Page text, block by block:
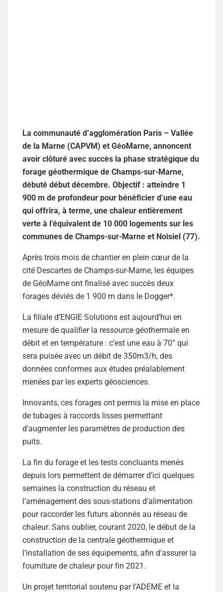
La communauté d’agglomération Paris – Vallée
de la Marne (CAPVM) et GéoMarne, annoncent
avoir clôturé avec succès la phase stratégique du
forage géothermique de Champs-sur-Marne,
débuté début décembre. Objectif : atteindre 1
900 m de profondeur pour bénéficier d’une eau
qui offrira, à terme, une chaleur entièrement
verte à l’équivalent de 10 000 logements sur les
communes de Champs-sur-Marne et Noisiel (77).
Après trois mois de chantier en plein cœur de la
cité Descartes de Champs-sur-Marne, les équipes
de GéoMarne ont finalisé avec succès deux
forages déviés de 1 900 m dans le Dogger*.
La filiale d’ENGIE Solutions est aujourd’hui en
mesure de qualifier la ressource géothermale en
débit et en température : c’est une eau à 70° qui
sera puisée avec un débit de 350m3/h, des
données conformes aux études préalablement
menées par les experts géosciences.
Innovants, ces forages ont permis la mise en place
de tubages à raccords lisses permettant
d’augmenter les paramètres de production des
puits.
La fin du forage et les tests concluants menés
depuis lors permettent de démarrer d’ici quelques
semaines la construction du réseau et
l’aménagement des sous-stations d’alimentation
pour raccorder les futurs abonnés au réseau de
chaleur. Sans oublier, courant 2020, le début de la
construction de la centrale géothermique et
l’installation de ses équipements, afin d’assurer la
fourniture de chaleur pour fin 2021.
Un projet territorial soutenu par l’ADEME et la